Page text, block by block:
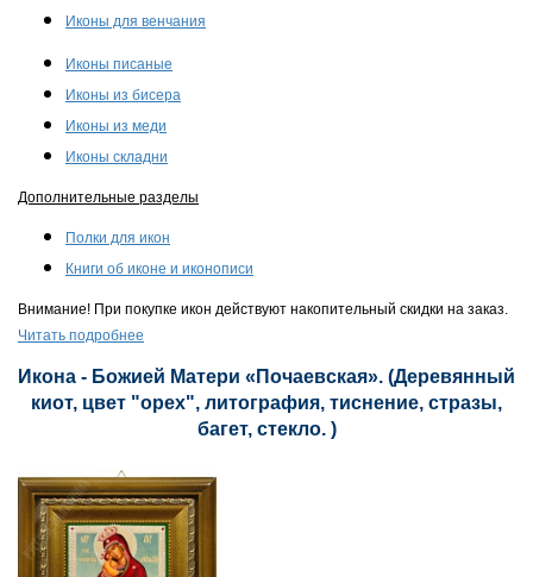
Иконы для венчания
Иконы писаные
Иконы из бисера
Иконы из меди
Иконы складни
Дополнительные разделы
Полки для икон
Книги об иконе и иконописи
Внимание! При покупке икон действуют накопительный скидки на заказ.
Читать подробнее
Икона - Божией Матери «Почаевская». (Деревянный
киот, цвет "орех", литография, тиснение, стразы,
багет, стекло. )